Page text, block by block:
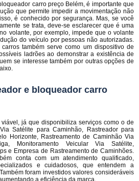
carro preço Belém, é importante que
que permite impedir a movimentação não
é conhecido por segurança. Mas, se você
se trata, deve-se esclarecer que é uma
volante, por exemplo, impede que o volante
do veículo por pessoas não autorizadas.
também serve como um dispositivo de
ladrões ao demonstrar a existência de
se interesse também por outras opções de
e bloqueador carro
já que disponibiliza serviços como o de
Satélite para Caminhão, Rastreador para
Horizonte, Rastreamento de Caminhão Via
Monitoramento Veicular Via Satélite,
e Empresa de Rastreamento de Caminhões.
conta com um atendimento qualificado,
e cuidadosos, que entendem a
foram investidos valores consideráveis
a eficiência da marca.